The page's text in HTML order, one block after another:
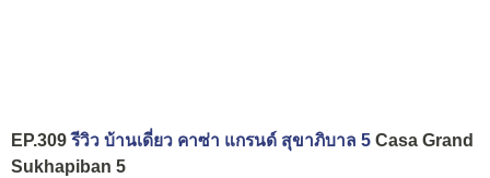
EP.309รีวิว บ้านเดี่ยว คาซ่า แกรนด์ สุขาภิบาล 5 Casa Grand
Sukhapiban 5